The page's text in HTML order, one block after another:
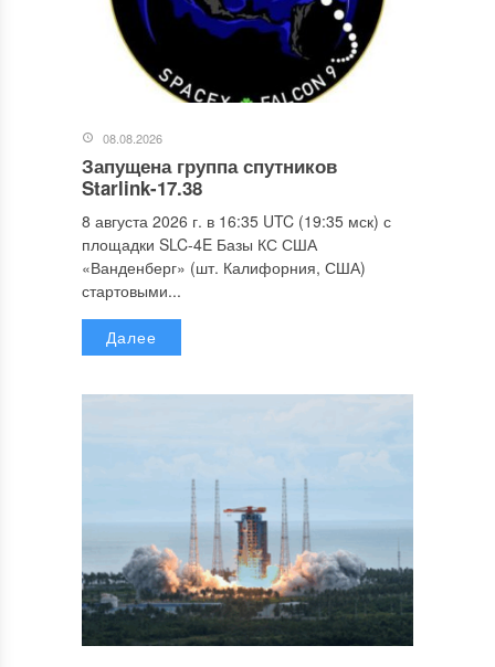
08.08.2026
Запущена группа спутников
Starlink-17.38
8 августа 2026 г. в 16:35 UTC (19:35 мск) с
площадки SLC-4E Базы КС США
«Ванденберг» (шт. Калифорния, США)
стартовыми...
Далее